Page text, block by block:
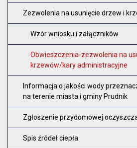
Zezwolenia na usunięcie drzew i
Wzór wniosku i załączników
Obwieszczenia-zezwolenia na
krzewów/kary administracyjne
Informacja o jakości wody
na terenie miasta i gminy Prudnik
Zgłoszenie przydomowej
Spis źródeł ciepła